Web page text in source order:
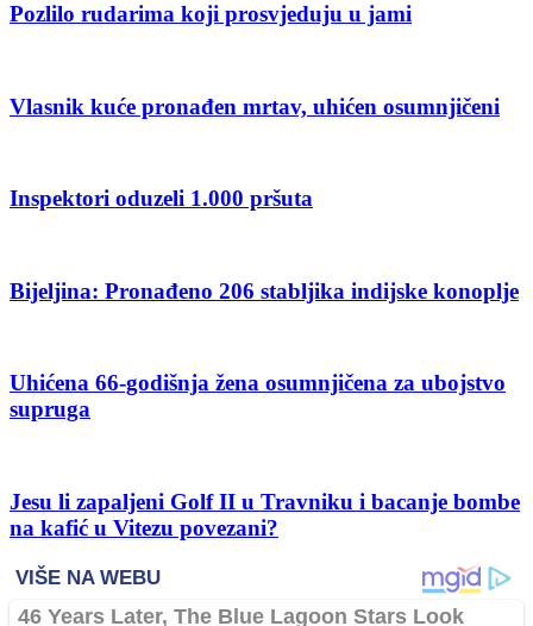
Pozlilo rudarima koji prosvjeduju u jami
Vlasnik kuće pronađen mrtav, uhićen osumnjičeni
Inspektori oduzeli 1.000 pršuta
Bijeljina: Pronađeno 206 stabljika indijske konoplje
Uhićena 66-godišnja žena osumnjičena za ubojstvo
supruga
Jesu li zapaljeni Golf II u Travniku i bacanje bombe
na kafić u Vitezu povezani?